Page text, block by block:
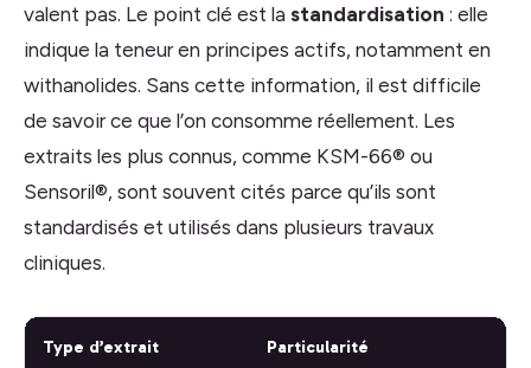
valent pas. Le point clé est la standardisation : elle
indique la teneur en principes actifs, notamment en
withanolides. Sans cette information, il est difficile
de savoir ce que l’on consomme réellement. Les
extraits les plus connus, comme KSM-66® ou
Sensoril®, sont souvent cités parce qu’ils sont
standardisés et utilisés dans plusieurs travaux
cliniques.
Type d’extrait Particularité